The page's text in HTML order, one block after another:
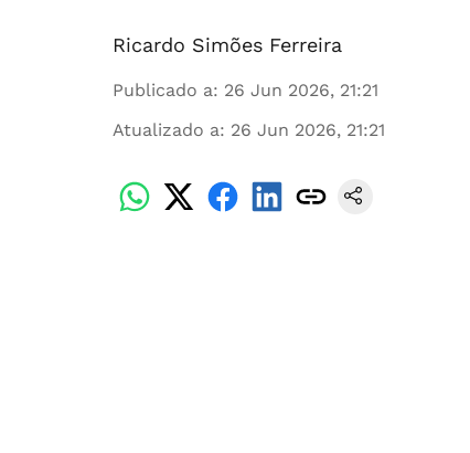
Ricardo Simões Ferreira
Publicado a: 26 Jun 2026, 21:21
Atualizado a: 26 Jun 2026, 21:21